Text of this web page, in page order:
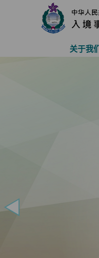
关于我们